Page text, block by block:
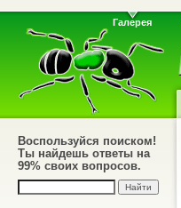
Галерея
Воспользуйся поиском!
Ты найдешь ответы на
99% своих вопросов.